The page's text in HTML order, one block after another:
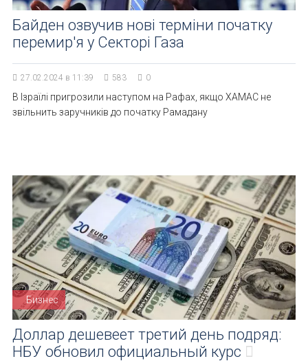
Байден озвучив нові терміни початку
перемир'я у Секторі Газа
27.02.2024 в 11:39 583 0
В Ізраїлі пригрозили наступом на Рафах, якщо ХАМАС не
звільнить заручників до початку Рамадану
Бизнес
Доллар дешевеет третий день подряд:
НБУ обновил официальный курс